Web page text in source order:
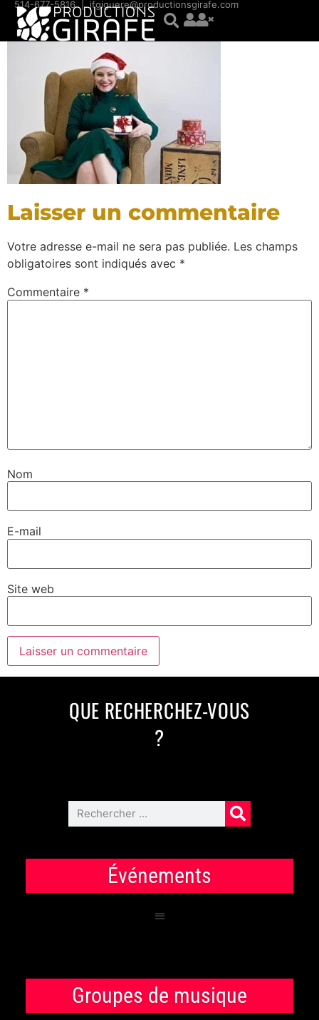
principal
514-677-5816|jfgiguere@productionsgirafe.com
Laisser un commentaire
Votre adresse e-mail ne sera pas publiée. Les champs
obligatoires sont indiqués avec *
Commentaire *
Nom
E-mail
Site web
QUE RECHERCHEZ-VOUS
?
Événements
Groupes de musique